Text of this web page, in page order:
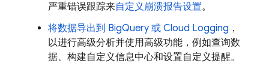
严重错误跟踪来自定义崩溃报告设置。
将数据导出到 BigQuery 或 Cloud Logging ，
以进行高级分析并使用高级功能，例如查询数
据、构建自定义信息中心和设置自定义提醒。